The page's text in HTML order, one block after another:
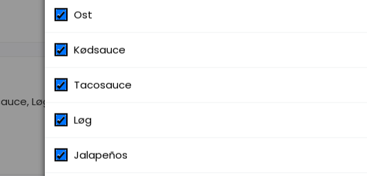
Løg
Ost
Kødsauce
Tacosauce
Løg
Jalapeños